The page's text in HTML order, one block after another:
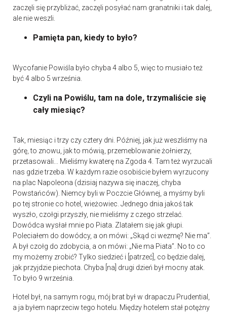
zaczęli się przybliżać, zaczęli posyłać nam granatniki i tak dalej,
ale nie weszli.
Pamięta pan, kiedy to było?
Wycofanie Powiśla było chyba 4 albo 5, więc to musiało też
być 4 albo 5 września.
Czyli na Powiślu, tam na dole, trzymaliście się
cały miesiąc?
Tak, miesiąc i trzy czy cztery dni. Później, jak już weszliśmy na
górę, to znowu, jak to mówią, przemeblowanie żołnierzy,
przetasowali... Mieliśmy kwaterę na Zgoda 4. Tam też wyrzucali
nas gdzie trzeba. W każdym razie osobiście byłem wyrzucony
na plac Napoleona (dzisiaj nazywa się inaczej, chyba
Powstańców). Niemcy byli w Poczcie Głównej, a myśmy byli
po tej stronie co hotel, wieżowiec. Jednego dnia jakoś tak
wyszło, czołgi przyszły, nie mieliśmy z czego strzelać.
Dowódca wysłał mnie po Piata. Zlatałem się jak głupi.
Poleciałem do dowódcy, a on mówi: „Skąd ci wezmę? Nie ma”.
A był czołg do zdobycia, a on mówi: „Nie ma Piata”. No to co
my możemy zrobić? Tylko siedzieć i [patrzeć], co będzie dalej,
jak przyjdzie piechota. Chyba [na] drugi dzień był mocny atak.
To było 9 września.
Hotel był, na samym rogu, mój brat był w drapaczu Prudential,
a ja byłem naprzeciw tego hotelu. Między hotelem stał potężny